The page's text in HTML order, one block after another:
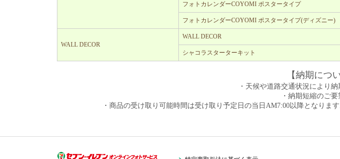
フォトカレンダーCOYOMI ポスタータイプ
フォトカレンダーCOYOMI ポスタータイプ(ディズニー)
WALL DECOR
WALL DECOR
シャコラスターターキット
【納期につ
・天候や道路交通状況により
・納期短縮のご
・商品の受け取り可能時間は受け取り予定日の当日AM7:00以降となりま